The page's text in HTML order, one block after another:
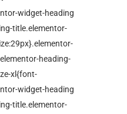
widget-heading
title.elementor-
heading-
xl{font-
widget-heading
title.elementor-